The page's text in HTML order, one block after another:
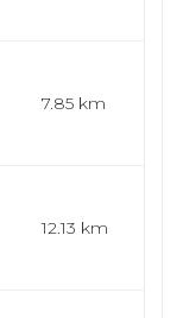
7.85 km
12.13 km